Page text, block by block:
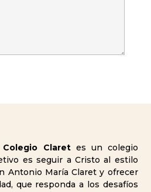
Colegio Claretes un colegio
es seguir a Cristo al estilo
Antonio María Claret y ofrecer
que responda a los desafíos